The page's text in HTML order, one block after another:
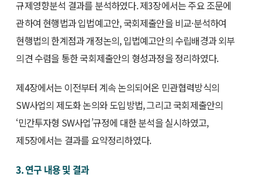
규제영향분석 결과를 분석하였다. 제3장에서는 주요 조문에
관하여 현행법과 입법예고안, 국회제출안을 비교·분석하여
현행법의 한계점과 개정논의, 입법예고안의 수립배경과 외부
의견 수렴을 통한 국회제출안의 형성과정을 정리하였다.
제4장에서는 이전부터 계속 논의되어온 민관협력방식의
SW사업의 제도화 논의와 도입방법, 그리고 국회제출안의
‘민간투자형 SW사업’규정에 대한 분석을 실시하였고,
제5장에서는 결과를 요약정리하였다.
3. 연구 내용 및 결과